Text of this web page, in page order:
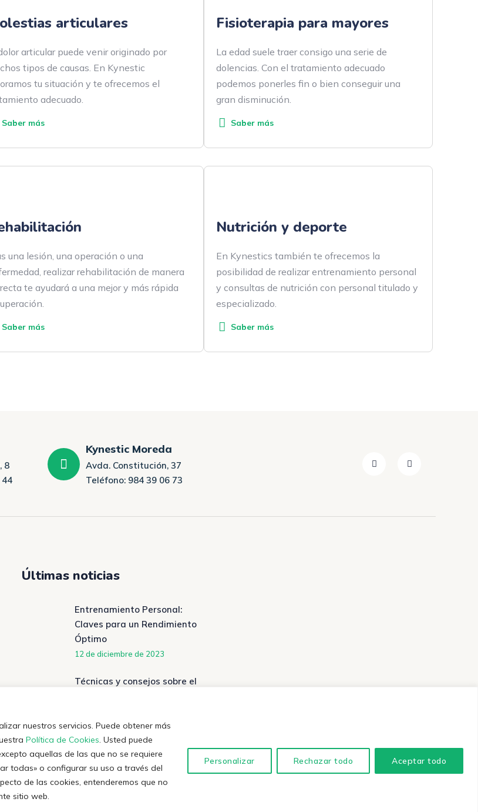
nuestros servicios. Puede obtener más
Política de Cookies . Usted puede
aquellas de las que no se requiere
todas» o configurar su uso a través del
de las cookies, entenderemos que no
sitio web.
Personalizar Rechazar todo Aceptar todo
articulares
articular puede venir originado por
tipos de causas. En Kynestic
tu situación y te ofrecemos el
adecuado.
Saber más
Fisioterapia para mayores
La edad suele traer consigo una serie de
dolencias. Con el tratamiento adecuado
podemos ponerles fin o bien conseguir una
gran disminución.
Saber más
una lesión, una operación o una
realizar rehabilitación de manera
te ayudará a una mejor y más rápida
Saber más
Nutrición y deporte
En Kynestics también te ofrecemos la
posibilidad de realizar entrenamiento personal
y consultas de nutrición con personal titulado y
especializado.
Saber más
8
44
Kynestic Moreda
Avda. Constitución, 37
Teléfono: 984 39 06 73
Últimas noticias
Entrenamiento Personal:
Claves para un Rendimiento
Óptimo
12 de diciembre de 2023
Técnicas y consejos sobre el
Política de Cookies